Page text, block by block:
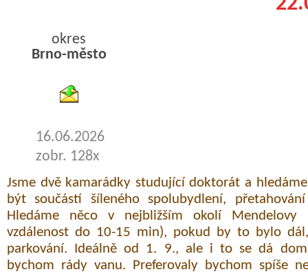
okres
Brno-město
16.06.2026
zobr. 128x
Jsme dvě kamarádky studující doktorát a
být součástí šíleného spolubydlení,
Hledáme něco v nejbližším okolí Mendelovy
vzdálenost do 10-15 min), pokud by to bylo
parkování. Ideálně od 1. 9., ale i to se dá
bychom rády vanu. Preferovaly bychom spíše